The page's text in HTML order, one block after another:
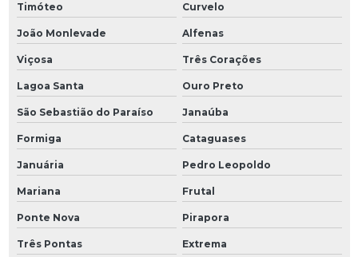
Timóteo Curvelo
João Monlevade Alfenas
Viçosa Três Corações
Lagoa Santa Ouro Preto
São Sebastião do Paraíso Janaúba
Formiga Cataguases
Januária Pedro Leopoldo
Mariana Frutal
Ponte Nova Pirapora
Três Pontas Extrema